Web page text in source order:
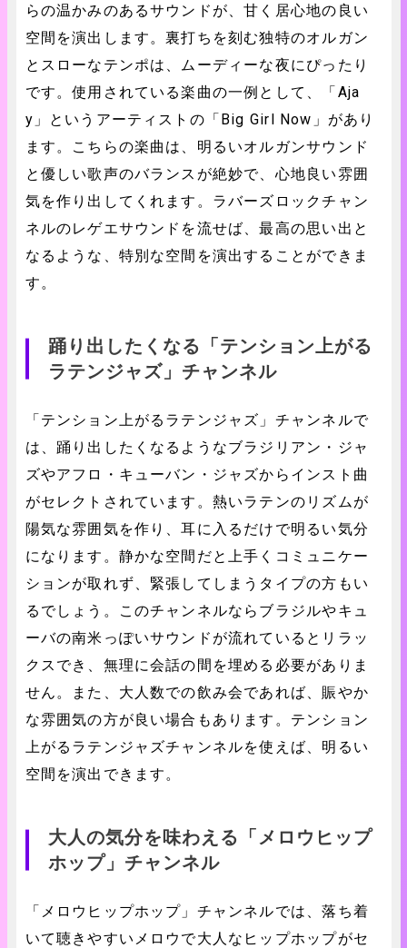
らの温かみのあるサウンドが、甘く居心地の良い
空間を演出します。裏打ちを刻む独特のオルガン
とスローなテンポは、ムーディーな夜にぴったり
です。使用されている楽曲の一例として、「Aja
y」というアーティストの「Big Girl Now」があり
ます。こちらの楽曲は、明るいオルガンサウンド
と優しい歌声のバランスが絶妙で、心地良い雰囲
気を作り出してくれます。ラバーズロックチャン
ネルのレゲエサウンドを流せば、最高の思い出と
なるような、特別な空間を演出することができま
す。
踊り出したくなる「テンション上がる
ラテンジャズ」チャンネル
「テンション上がるラテンジャズ」チャンネルで
は、踊り出したくなるようなブラジリアン・ジャ
ズやアフロ・キューバン・ジャズからインスト曲
がセレクトされています。熱いラテンのリズムが
陽気な雰囲気を作り、耳に入るだけで明るい気分
になります。静かな空間だと上手くコミュニケー
ションが取れず、緊張してしまうタイプの方もい
るでしょう。このチャンネルならブラジルやキュ
ーバの南米っぽいサウンドが流れているとリラッ
クスでき、無理に会話の間を埋める必要がありま
せん。また、大人数での飲み会であれば、賑やか
な雰囲気の方が良い場合もあります。テンション
上がるラテンジャズチャンネルを使えば、明るい
空間を演出できます。
大人の気分を味わえる「メロウヒップ
ホップ」チャンネル
「メロウヒップホップ」チャンネルでは、落ち着
いて聴きやすいメロウで大人なヒップホップがセ